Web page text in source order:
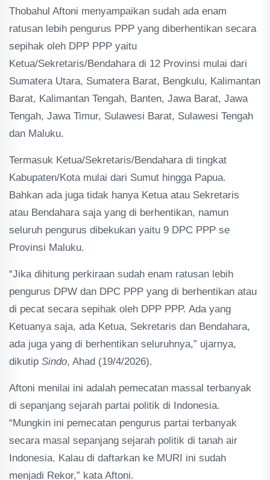
Thobahul Aftoni menyampaikan sudah ada enam
ratusan lebih pengurus PPP yang diberhentikan secara
sepihak oleh DPP PPP yaitu
Ketua/Sekretaris/Bendahara di 12 Provinsi mulai dari
Sumatera Utara, Sumatera Barat, Bengkulu, Kalimantan
Barat, Kalimantan Tengah, Banten, Jawa Barat, Jawa
Tengah, Jawa Timur, Sulawesi Barat, Sulawesi Tengah
dan Maluku.
Termasuk Ketua/Sekretaris/Bendahara di tingkat
Kabupaten/Kota mulai dari Sumut hingga Papua.
Bahkan ada juga tidak hanya Ketua atau Sekretaris
atau Bendahara saja yang di berhentikan, namun
seluruh pengurus dibekukan yaitu 9 DPC PPP se
Provinsi Maluku.
“Jika dihitung perkiraan sudah enam ratusan lebih
pengurus DPW dan DPC PPP yang di berhentikan atau
di pecat secara sepihak oleh DPP PPP. Ada yang
Ketuanya saja, ada Ketua, Sekretaris dan Bendahara,
ada juga yang di berhentikan seluruhnya,” ujarnya,
dikutip Sindo, Ahad (19/4/2026).
Aftoni menilai ini adalah pemecatan massal terbanyak
di sepanjang sejarah partai politik di Indonesia.
“Mungkin ini pemecatan pengurus partai terbanyak
secara masal sepanjang sejarah politik di tanah air
Indonesia. Kalau di daftarkan ke MURI ini sudah
menjadi Rekor,” kata Aftoni.